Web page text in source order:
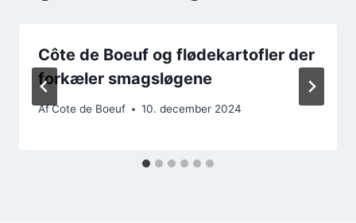
Côte de Boeuf og flødekartofler der
forkæler smagsløgene
AfCote de Boeuf 10. december 2024